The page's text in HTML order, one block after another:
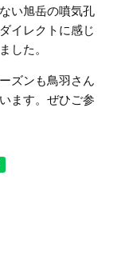
い旭岳の噴気孔
イレクトに感じ
した。
ズンも鳥羽さん
ます。ぜひご参